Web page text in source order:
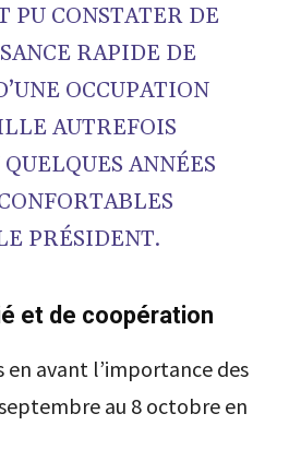
PU CONSTATER DE
RAPIDE DE
OCCUPATION
AUTREFOIS
ANNÉES
PRÉSIDENT.
et de coopération
en avant l’importance des
au 8 octobre en